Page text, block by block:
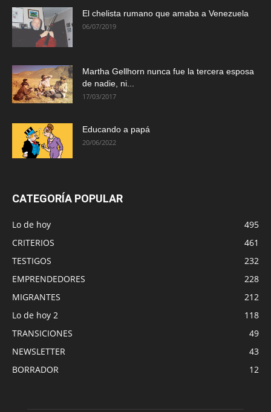
El chelista rumano que amaba a Venezuela
06/07/2019
Martha Gellhorn nunca fue la tercera esposa
de nadie, ni...
17/03/2017
Educando a papá
20/06/2022
CATEGORÍA POPULAR
Lo de hoy
495
CRITERIOS
461
TESTIGOS
232
EMPRENDEDORES
228
MIGRANTES
212
Lo de hoy 2
118
TRANSICIONES
49
NEWSLETTER
43
BORRADOR
12